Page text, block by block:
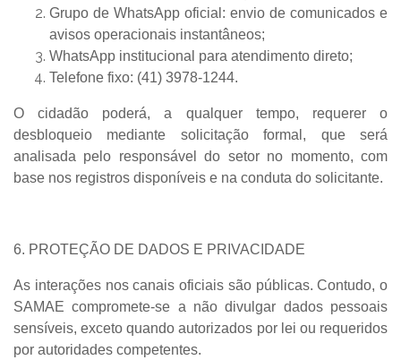
Grupo de WhatsApp oficial: envio de comunicados e
avisos operacionais instantâneos;
WhatsApp institucional para atendimento direto;
Telefone fixo: (41) 3978-1244.
O cidadão poderá, a qualquer tempo, requerer o
desbloqueio mediante solicitação formal, que será
analisada pelo responsável do setor no momento, com
base nos registros disponíveis e na conduta do solicitante.
6. PROTEÇÃO DE DADOS E PRIVACIDADE
As interações nos canais oficiais são públicas. Contudo, o
SAMAE compromete-se a não divulgar dados pessoais
sensíveis, exceto quando autorizados por lei ou requeridos
por autoridades competentes.